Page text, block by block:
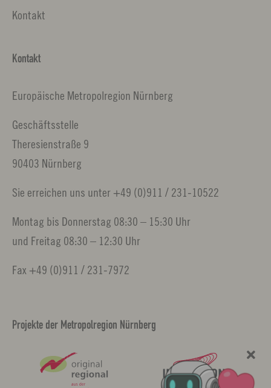
Kontakt
Kontakt
Europäische Metropolregion Nürnberg
Geschäftsstelle
Theresienstraße 9
90403 Nürnberg
Sie erreichen uns unter +49 (0)911 / 231-10522
Montag bis Donnerstag 08:30 – 15:30 Uhr
und Freitag 08:30 – 12:30 Uhr
Fax +49 (0)911 / 231-7972
Projekte der Metropolregion Nürnberg